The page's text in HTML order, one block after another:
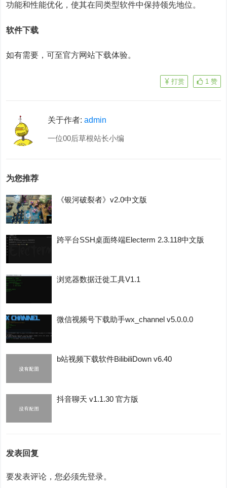
功能和性能优化，使其在同类型软件中保持领先地位。
软件下载
如有需要，可至官方网站下载体验。
1 赞
打赏
关于作者:admin
一位00后草根站长小编
为您推荐
《银河破裂者》v2.0中文版
跨平台SSH桌面终端Electerm 2.3.118中文版
浏览器数据迁徙工具V1.1
微信视频号下载助手wx_channel v5.0.0.0
b站视频下载软件BilibiliDown v6.40
抖音聊天 v1.1.30 官方版
发表回复
要发表评论，您必须先登录。